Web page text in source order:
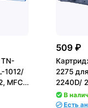
1012/
MFC-
509 ₽
2275
2240D/
7060/
7860
В
Есть